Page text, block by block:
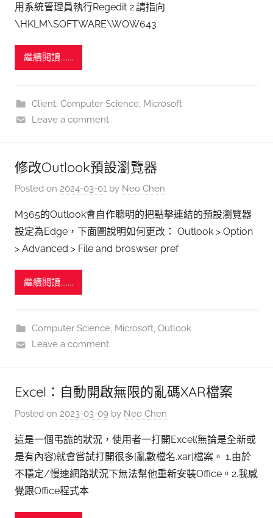
用系統管理員執行Regedit 2.請指向
\HKLM\SOFTWARE\WOW643
繼續閱讀.......
Client, Computer Science, Microsoft
Leave a comment
修改Outlook預設瀏覽器
Posted on 2024-03-01 by Neo Chen
M365的Outlook會自作聰明的把點擊連結的預設瀏覽器
設定為Edge，下面圖說明如何更改： Outlook > Option
> Advanced > File and broswser pref
繼續閱讀.......
Computer Science, Microsoft, Outlook
Leave a comment
Excel：自動開啟無限的亂碼XAR檔案
Posted on 2023-03-09 by Neo Chen
這是一個弔詭的狀況，使用者一打開Excel(無論是全新或
是有內容)就會嘗試打開很多[亂數檔名.xar]檔案。 1.由於
不穩定/慢速網路狀況下無法幫他重新安裝Office。2.我感
覺跟Office程式本